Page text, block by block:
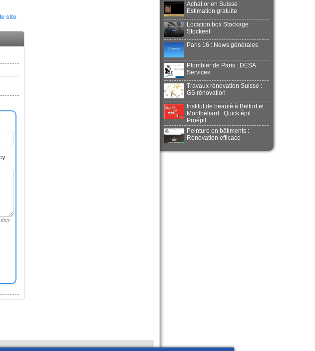
site
Achat or en Suisse :
Estimation gratuite
Location box Stockage :
Stockeet
Paris 16 : News générales
Plombier de Paris : DESA
Services
Travaux rénovation Suisse :
GS rénovation
Institut de beauté à Belfort et
Montbéliard : Quick épil
Proépil
Peinture en bâtiments :
Rénovation efficace